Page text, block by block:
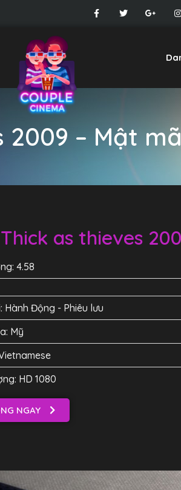
2009 – Mật
as thieves
4.58
Hành Động - Phiêu lưu
Mỹ
HD 1080
NGAY